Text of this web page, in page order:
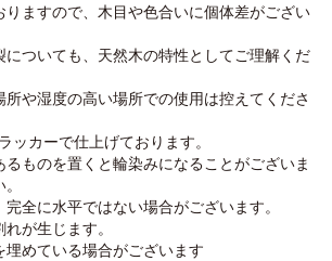
ますので、木目や色合いに個体差がござい
ついても、天然木の特性としてご理解くだ
や湿度の高い場所での使用は控えてくださ
ッカーで仕上げております。
ものを置くと輪染みになることがございま
全に水平ではない場合がございます。
が生じます。
めている場合がございます